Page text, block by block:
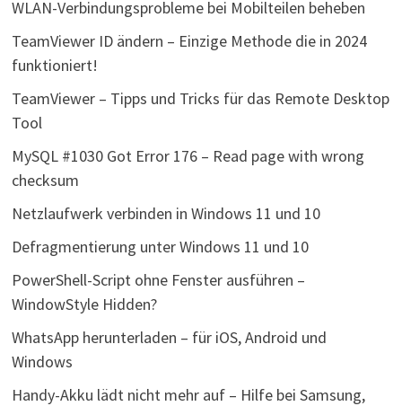
WLAN-Verbindungsprobleme bei Mobilteilen beheben
TeamViewer ID ändern – Einzige Methode die in 2024
funktioniert!
TeamViewer – Tipps und Tricks für das Remote Desktop
Tool
MySQL #1030 Got Error 176 – Read page with wrong
checksum
Netzlaufwerk verbinden in Windows 11 und 10
Defragmentierung unter Windows 11 und 10
PowerShell-Script ohne Fenster ausführen –
WindowStyle Hidden?
WhatsApp herunterladen – für iOS, Android und
Windows
Handy-Akku lädt nicht mehr auf – Hilfe bei Samsung,